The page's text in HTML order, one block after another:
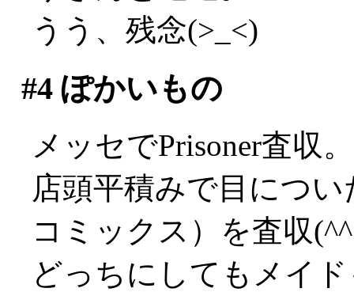
うう、残念(>_<)
#4ぽかいもの
メッセでPrisoner査収
店頭平積みで目につ
コミックス）を査収
どっちにしてもメイ